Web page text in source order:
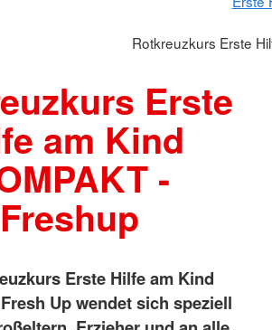
Rotkreuzkurs Erste
Erste
am Kind
-
Freshup
Erste Hilfe am Kind
Upwendet sich speziell